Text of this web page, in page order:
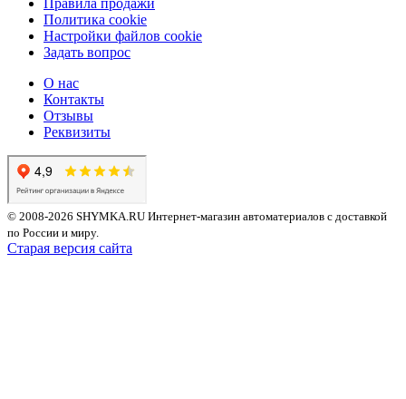
Политика cookie
Настройки файлов cookie
Задать вопрос
О нас
Контакты
Отзывы
Реквизиты
© 2008-2026 SHYMKA.RU Интернет-магазин автоматериалов с доставкой
по России и миру.
Старая версия сайта